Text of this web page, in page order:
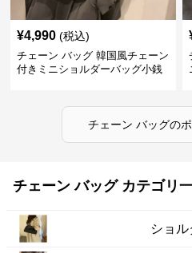
¥4,990 (税込)
チェーン バッグ 韓国風チェーン
付きミニショルダーバッグ小銭
チェーン バッグの
チェーン バッグ カテゴリ
ショル